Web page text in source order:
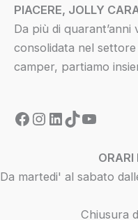
PIACERE, JOLLY
Da più di quarant’anni
consolidata nel
camper, partiamo
ORARI
Da martedi' al sabato
Chiusura